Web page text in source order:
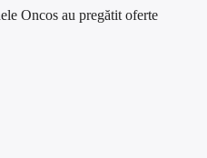
Oncos au pregătit oferte